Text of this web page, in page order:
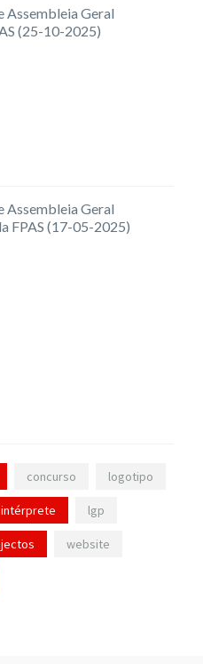
Assembleia Geral
(25-10-2025)
Assembleia Geral
FPAS (17-05-2025)
concurso logotipo
intérprete lgp
website